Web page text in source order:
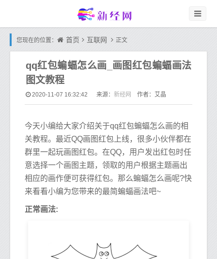
您现在的位置： 首页 互联网 正文
qq红包蝙蝠怎么画_画图红包蝙蝠画法
图文教程
2020-11-07 16:32:42 来源： 新经网 作者：艾晶
今天小编给大家介绍关于qq红包蝙蝠怎么画的相
关教程。最近QQ画图红包上线，很多小伙伴都在
群里一起玩画图红包。在QQ，用户发出红包时任
意选择一个画图主题，领取的用户根据主题画出
相应的画作便可获得红包。那么蝙蝠怎么画呢?快
来看看小编为您带来的最简蝙蝠画法吧~
正常画法: